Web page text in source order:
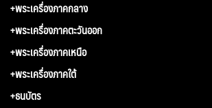
+พระเครื่องภาคกลาง
+พระเครื่องภาคตะวันออก
+พระเครื่องภาคเหนือ
+พระเครื่องภาคใต้
+ธนบัตร